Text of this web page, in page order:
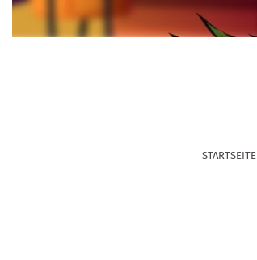
STARTSEITE